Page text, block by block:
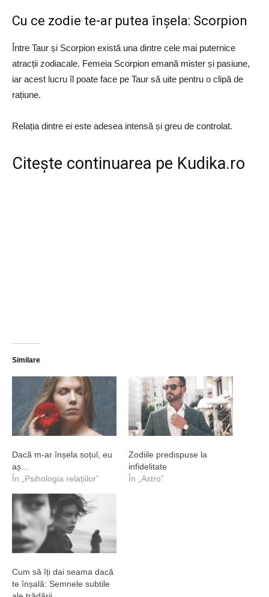
Cu ce zodie te-ar putea înșela: Scorpion
Între Taur și Scorpion există una dintre cele mai puternice
atracții zodiacale. Femeia Scorpion emană mister și pasiune,
iar acest lucru îl poate face pe Taur să uite pentru o clipă de
rațiune.
Relația dintre ei este adesea intensă și greu de controlat.
Citește continuarea pe Kudika.ro
Similare
Dacă m-ar înșela soțul, eu
aș…
În „Psihologia relațiilor”
Zodiile predispuse la
infidelitate
În „Astro”
Cum să îți dai seama dacă
te înșală: Semnele subtile